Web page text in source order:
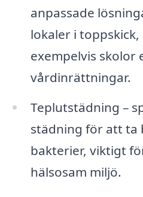
anpassade
lokaler i
exempelvis skolor
vårdinrättningar.
Teplutstädning –
städning för att ta
bakterier, viktigt
hälsosam miljö.